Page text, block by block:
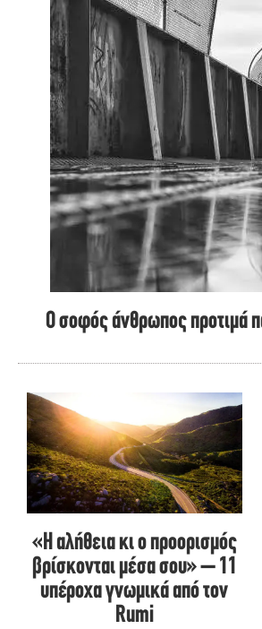
Ο σοφός άνθρωπος προτιμά
«Η αλήθεια κι ο προορισμός
βρίσκονται μέσα σου» – 11
υπέροχα γνωμικά από τον
Rumi